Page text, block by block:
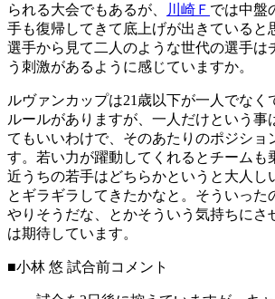
られる大会でもあるが、
川崎Ｆ では中盤
手も復帰してきて底上げが出きていると
選手から見て二人のような世代の選手は
う刺激があるように感じていますか。
ルヴァンカップは21歳以下が一人でなく
ルールがありますが、一人だけという事
てもいいわけで、そのあたりのポジショ
す。若い力が躍動してくれるとチームも
近うちの若手はどちらかというと大人し
とギラギラしてきたかなと。そういった
やりそうだな、とかそういう気持ちにさ
は期待しています。
■小林 悠 試合前コメント